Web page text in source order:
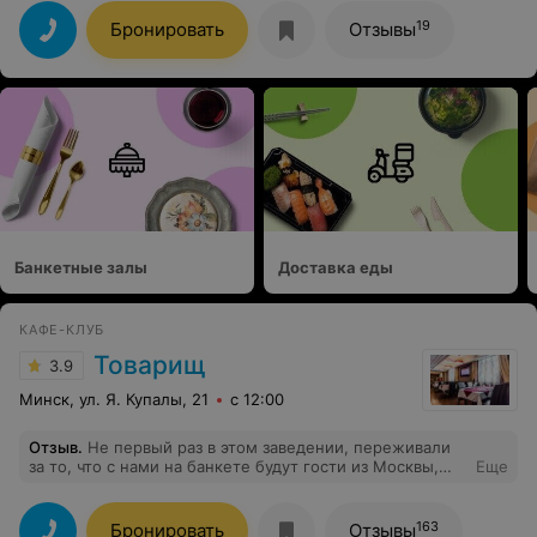
клиентам и ценовая категория вашего заведения- не
заводская столовая.
Бронировать Отзывы19
Банкетные залы Доставка еды
КАФЕ-КЛУБ
3.9 Товарищ
Минск, ул. Я. Купалы, 21 с 12:00
Отзыв. Не первый раз в этом заведении, переживали
за то, что с нами на банкете будут гости из Москвы,
большом восторге от музыки и заведения в целом.
Спасибо. 10 из 10
Еще
Бронировать Отзывы163